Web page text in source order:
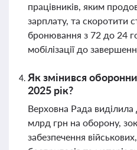
працівників, яким
зарплату, та скоротити
бронювання з 72 до 24
мобілізації до
Як змінився
2025 рік?
Верховна Рада
млрд грн на оборону,
забезпечення